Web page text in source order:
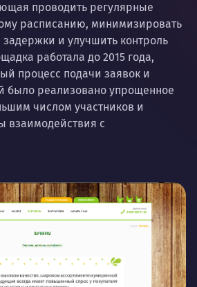
проводить регулярные
расписанию, минимизировать
и улучшить контроль
работала до 2015 года,
процесс подачи заявок и
было реализовано упрощенное
числом участников и
взаимодействия с